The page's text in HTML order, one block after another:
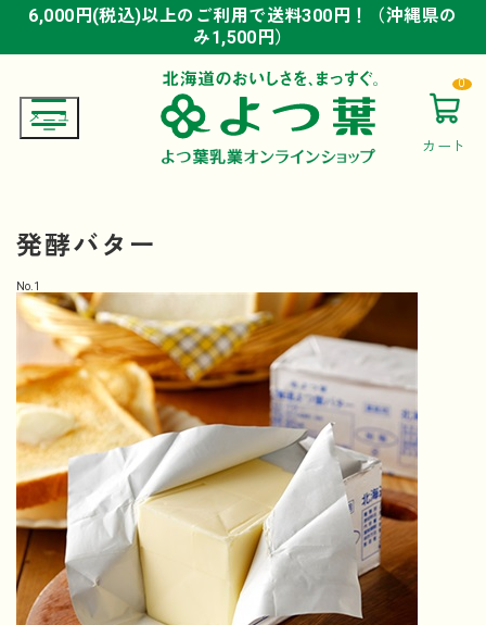
6,000円(税込)以上のご利用で送料300円！（沖縄県の
み1,500円）
6,000円(税込)以上のご利用で送料300円！（沖縄県の
み1,500円）
6,000円(税込)以上のご利用で送料300円！（沖縄県の
み1,500円）
カート
0
発酵バター
No. 1